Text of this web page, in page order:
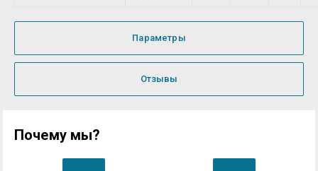
Параметры
Отзывы
Почему мы?